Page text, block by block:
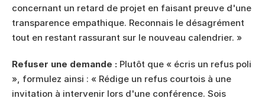
concernant un retard de projet en faisant preuve d'une
transparence empathique. Reconnais le désagrément
tout en restant rassurant sur le nouveau calendrier. »
Refuser une demande : Plutôt que « écris un refus poli
», formulez ainsi : « Rédige un refus courtois à une
invitation à intervenir lors d'une conférence. Sois